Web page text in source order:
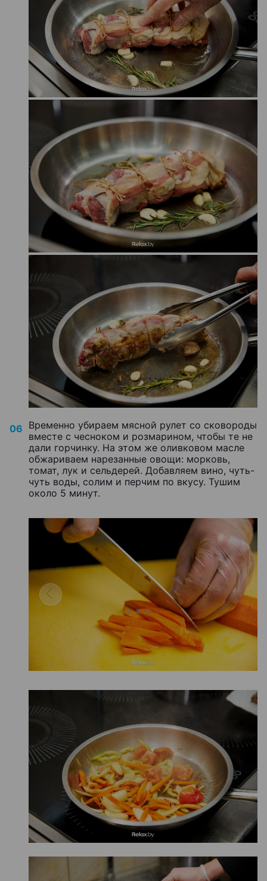
Временно убираем мясной рулет со сковороды
вместе с чесноком и розмарином, чтобы те не
дали горчинку. На этом же оливковом масле
обжариваем нарезанные овощи: морковь,
томат, лук и сельдерей. Добавляем вино, чуть-
чуть воды, солим и перчим по вкусу. Тушим
около 5 минут.